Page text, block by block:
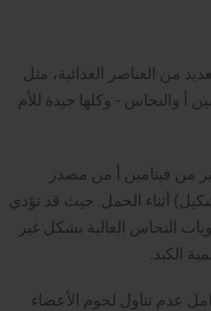
من العناصر الغذائية، مثل
ب 12 وفيتامين أ والنحاس - وكلها جيدة للأم
من فيتامين أ من مصدر
أثناء الحمل. حيث قد تؤدي
النحاس العالية بشكل غير
الكبد.
عدم تناول لحوم الأعضاء